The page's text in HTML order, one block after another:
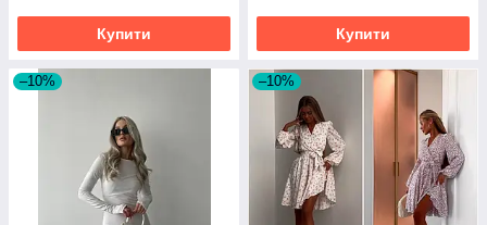
Купити Купити
–10% –10%